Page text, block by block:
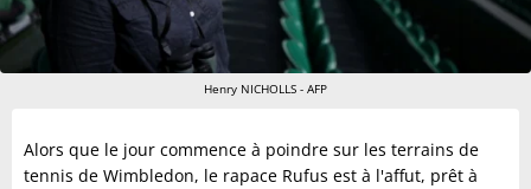
Henry NICHOLLS - AFP
Alors que le jour commence à poindre sur les terrains de
tennis de Wimbledon, le rapace Rufus est à l'affut, prêt à